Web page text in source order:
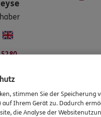
stimmen Sie der Speicherung
auf Ihrem Gerät zu. Dadurch
die Analyse der